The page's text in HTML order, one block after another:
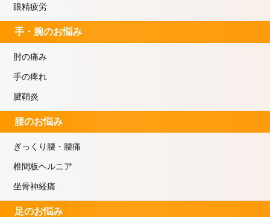
眼精疲労
手・腕のお悩み
肘の痛み
手の痺れ
腱鞘炎
腰のお悩み
ぎっくり腰・腰痛
椎間板ヘルニア
坐骨神経痛
足のお悩み